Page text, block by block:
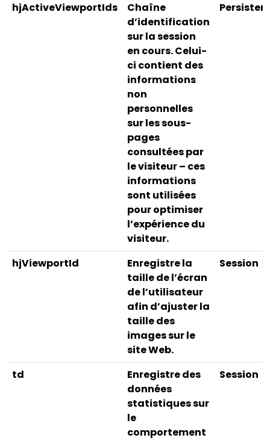
hjActiveViewportIds
Chaîne
d’identification
sur la session
en cours. Celui-
ci contient des
informations
non
personnelles
sur les sous-
pages
consultées par
le visiteur – ces
informations
sont utilisées
pour optimiser
l’expérience du
visiteur.
hjViewportId
Enregistre la
taille de l’écran
de l’utilisateur
afin d’ajuster la
taille des
images sur le
site Web.
Session
td
Enregistre des
données
statistiques sur
le
comportement
Session